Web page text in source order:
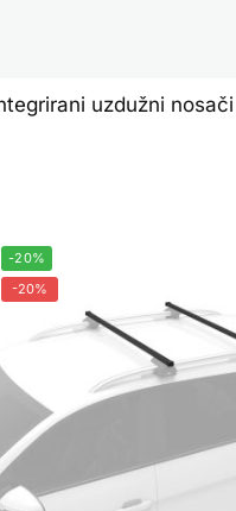
uzdužni nosači
-20%
-20%